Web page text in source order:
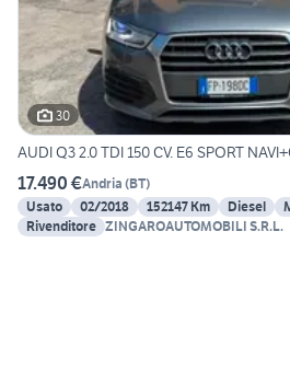
30
AUDI Q3 2.0 TDI 150 CV. E6 SPORT
17.490 €Andria (BT)
Usato
02/2018 152147 Km Diesel
Rivenditore ZINGAROAUTOMOBILI S.R.L.